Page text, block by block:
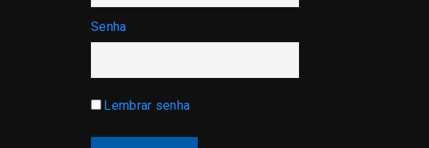
Senha
Lembrar senha